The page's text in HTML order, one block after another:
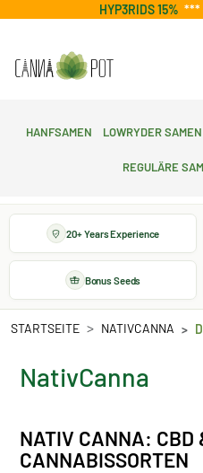
HYP3RIDS 15% ***
Hanfsamen Lowryder Samen
Reguläre
20+ Years Experience
Bonus Seeds
STARTSEITE NATIVCANNA
NativCanna
NATIV CANNA: CBD
CANNABISSORTEN